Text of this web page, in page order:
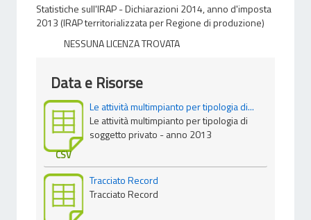
Statistiche sull'IRAP - Dichiarazioni 2014, anno d'imposta
2013 (IRAP territorializzata per Regione di produzione)
NESSUNA LICENZA TROVATA
Data e Risorse
CSV
Le attività multimpianto per tipologia di...
Le attività multimpianto per tipologia di
soggetto privato - anno 2013
Tracciato Record
Tracciato Record